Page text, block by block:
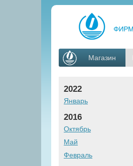
Магазин
2022
Январь
2016
Октябрь
Май
Февраль